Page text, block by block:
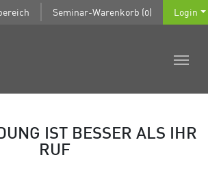
Seminar-Warenkorb (0) Login
IST BESSER ALS IHR
RUF